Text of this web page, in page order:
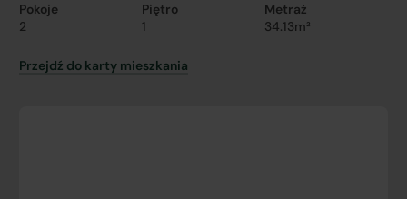
Pokoje
2
Piętro
1
Metraż
34.13m²
Przejdź do karty mieszkania